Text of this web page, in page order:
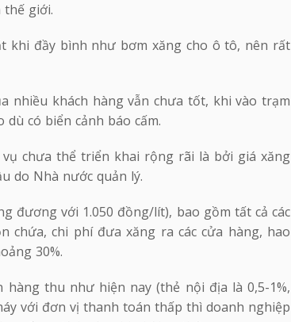
giới.
khi đầy bình như bơm xăng cho ô tô, nên rất
nhiều khách hàng vẫn chưa tốt, khi vào trạm
có biển cảnh báo cấm.
chưa thể triển khai rộng rãi là bởi giá xăng
do Nhà nước quản lý.
đương với 1.050 đồng/lít), bao gồm tất cả các
chứa, chi phí đưa xăng ra các cửa hàng, hao
30%.
thu như hiện nay (thẻ nội địa là 0,5-1%,
với đơn vị thanh toán thấp thì doanh nghiệp